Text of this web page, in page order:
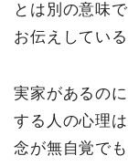
とは別の意味
お伝えしてい
実家があるの
する人の心理
念が無自覚で